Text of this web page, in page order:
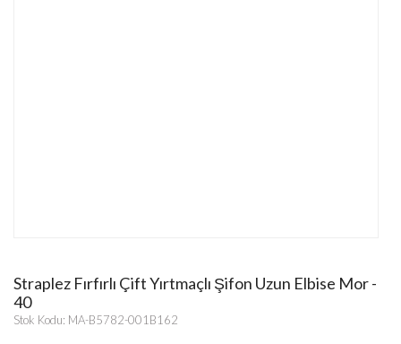
Straplez Fırfırlı Çift Yırtmaçlı Şifon Uzun Elbise Mor -
40
Stok Kodu: MA-B5782-001B162